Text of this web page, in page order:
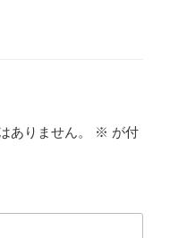
ありません。 ※ が付